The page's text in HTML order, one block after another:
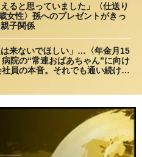
えると思っていました」〈仕送り
女性〉孫へのプレゼントがきっ
子関係
は来ないでほしい」…〈年金月15
院の“常連おばあちゃん”に向け
員の本音。それでも通い続ける